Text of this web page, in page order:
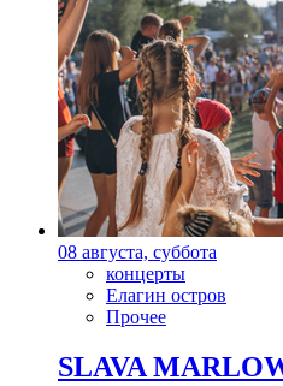
08 августа, суббота
концерты
Елагин остров
Прочее
SLAVA